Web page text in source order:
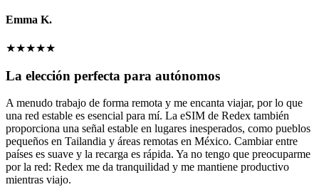
Emma K.
★★★★★
La elección perfecta para autónomos
A menudo trabajo de forma remota y me encanta viajar, por lo que
una red estable es esencial para mí. La eSIM de Redex también
proporciona una señal estable en lugares inesperados, como pueblos
pequeños en Tailandia y áreas remotas en México. Cambiar entre
países es suave y la recarga es rápida. Ya no tengo que preocuparme
por la red: Redex me da tranquilidad y me mantiene productivo
mientras viajo.